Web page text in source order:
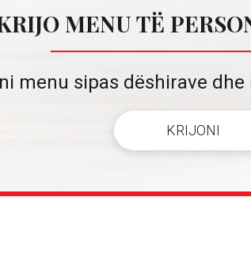
MENU TË
menu sipas dëshirave dhe
KRIJONI